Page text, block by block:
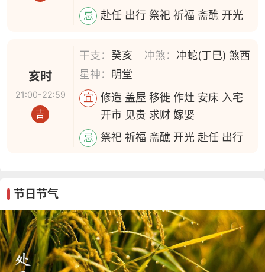
忌 赴任 出行 祭祀 祈福 斋醮 开光
亥时
21:00-22:59
吉
干支：癸亥 冲煞： 冲蛇(丁巳) 煞西
星神： 明堂
宜
修造 盖屋 移徙 作灶 安床 入宅
开市 见贵 求财 嫁娶
忌 祭祀 祈福 斋醮 开光 赴任 出行
节日节气